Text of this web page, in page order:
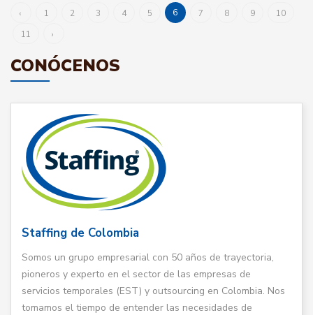
‹ 1 2 3 4 5 6 7 8 9
10
11
›
CONÓCENOS
Staffing de Colombia
Somos un grupo empresarial con 50 años de trayectoria,
pioneros y experto en el sector de las empresas de
servicios temporales (EST) y outsourcing en Colombia. Nos
tomamos el tiempo de entender las necesidades de